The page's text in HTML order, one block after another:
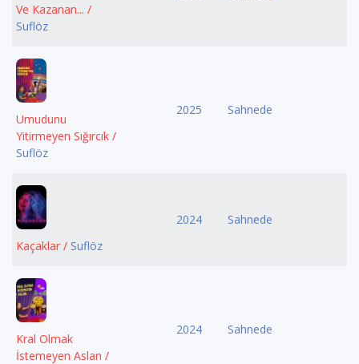
Ve Kazanan... /
Suflöz
Umudunu
Yitirmeyen Sığırcık /
Suflöz
2025 Sahnede
Kaçaklar / Suflöz
2024 Sahnede
Kral Olmak
İstemeyen Aslan /
2024 Sahnede